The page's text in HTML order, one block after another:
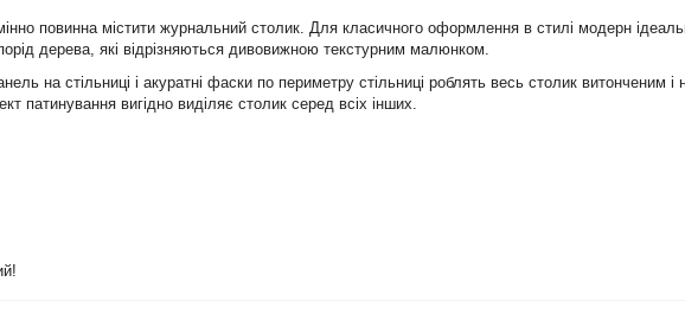
повинна містити журнальний столик. Для класичного оформлення в стилі модерн
дерева, які відрізняються дивовижною текстурним малюнком.
на стільниці і акуратні фаски по периметру стільниці роблять весь столик витонченим
патинування вигідно виділяє столик серед всіх інших.